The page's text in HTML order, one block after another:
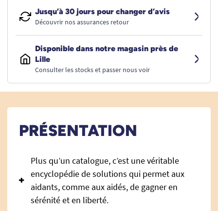
Jusqu’à 30 jours pour changer d’avis
Découvrir nos assurances retour
Disponible dans notre magasin près de
Lille
Consulter les stocks et passer nous voir
PRÉSENTATION
Plus qu’un catalogue, c’est une véritable
encyclopédie de solutions qui permet aux
aidants, comme aux aidés, de gagner en
sérénité et en liberté.